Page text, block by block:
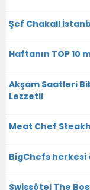
Şef Chakall
Haftanın TOP 10
Akşam Saatleri
Lezzetli
Meat Chef
BigChefs herkesi
Swissôtel The